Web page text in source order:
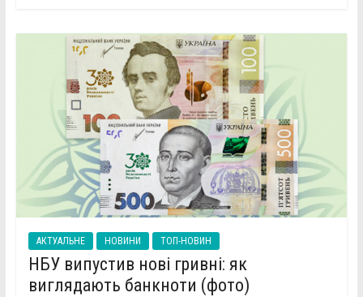
АКТУАЛЬНЕ НОВИНИ ТОП-НОВИН
НБУ випустив нові гривні: як
виглядають банкноти (фото)